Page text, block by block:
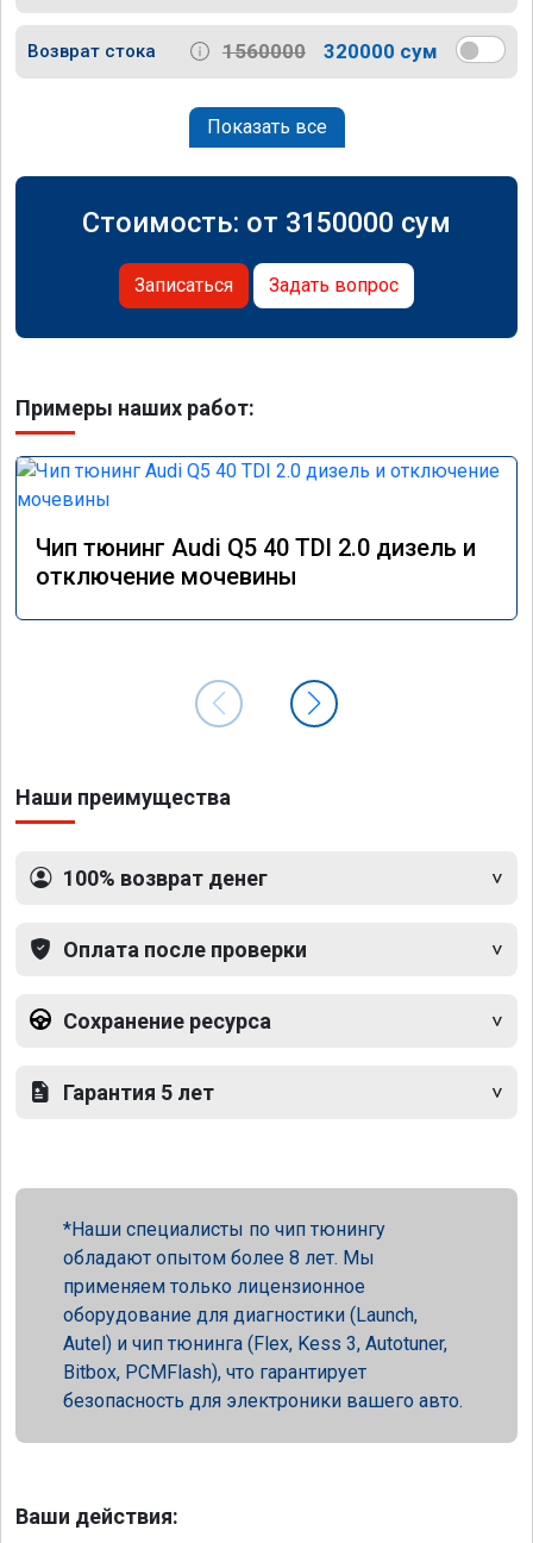
Возврат стока 1560000 320000 сум
Показать все
Стоимость: от 3150000 сум
Записаться Задать вопрос
Примеры наших работ:
Чип тюнинг Audi Q5 40 TDI 2.0 дизель и
отключение мочевины
Наши преимущества
100% возврат денег
Оплата после проверки
Сохранение ресурса
Гарантия 5 лет
Наши специалисты по чип тюнингу
обладают опытом более 8 лет. Мы
применяем только лицензионное
оборудование для диагностики (Launch,
Autel) и чип тюнинга (Flex, Kess 3, Autotuner,
Bitbox, PCMFlash), что гарантирует
безопасность для электроники вашего авто.
Ваши действия: